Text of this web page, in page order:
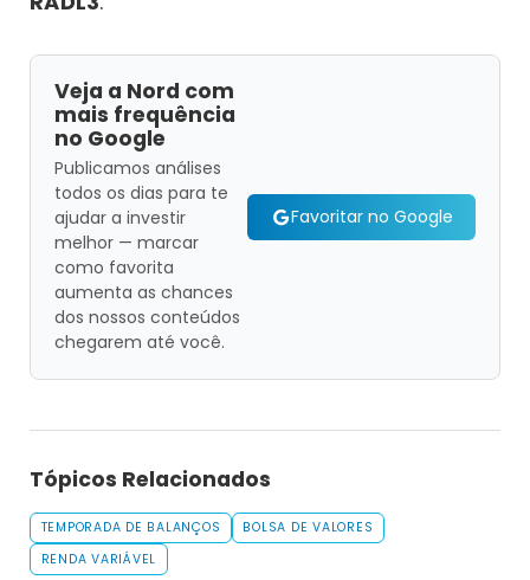
Veja a Nord com
mais frequência
no Google
Publicamos análises
todos os dias para te
ajudar a investir
melhor — marcar
como favorita
aumenta as chances
dos nossos conteúdos
chegarem até você.
Favoritar no Google
Tópicos Relacionados
TEMPORADA DE BALANÇOS
BOLSA DE VALORES
RENDA VARIÁVEL